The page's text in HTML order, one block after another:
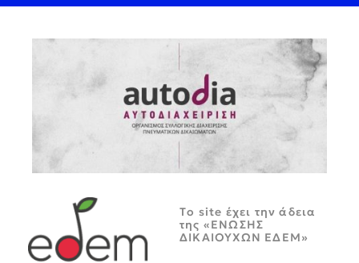
Tο site έχει την άδεια
της «ΕΝΩΣΗΣ
ΔΙΚΑΙΟΥΧΩΝ ΕΔΕΜ»